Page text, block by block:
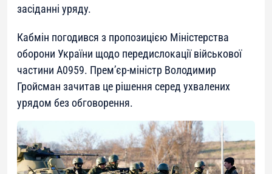
засіданні уряду.
Кабмін погодився з пропозицією Міністерства
оборони України щодо передислокації військової
частини А0959. Прем’єр-міністр Володимир
Гройсман зачитав це рішення серед ухвалених
урядом без обговорення.